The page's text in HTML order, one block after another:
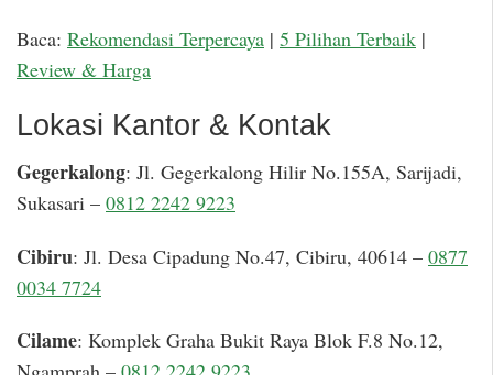
Baca: Rekomendasi Terpercaya | 5 Pilihan Terbaik |
Review & Harga
Lokasi Kantor & Kontak
Gegerkalong: Jl. Gegerkalong Hilir No.155A, Sarijadi,
Sukasari – 0812 2242 9223
Cibiru: Jl. Desa Cipadung No.47, Cibiru, 40614 – 0877
0034 7724
Cilame: Komplek Graha Bukit Raya Blok F.8 No.12,